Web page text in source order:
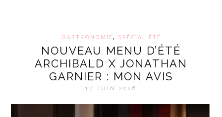
GASTRONOMIE, SPÉCIAL ÉTÉ
NOUVEAU MENU D’ÉTÉ
ARCHIBALD X JONATHAN
GARNIER : MON AVIS
17 JUIN 2026